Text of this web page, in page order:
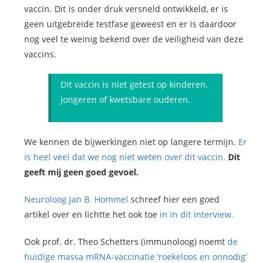
vaccin. Dit is onder druk versneld ontwikkeld, er is
geen uitgebreide testfase geweest en er is daardoor
nog veel te weinig bekend over de veiligheid van deze
vaccins.
Dit vaccin is niet getest op kinderen,
jongeren of kwetsbare ouderen.
We kennen de bijwerkingen niet op langere termijn. Er
is heel veel dat we nog niet weten over dit vaccin. Dit
geeft mij geen goed gevoel.
Neuroloog Jan B. Hommel schreef hier een goed
artikel over en lichtte het ook toe in in dit interview.
Ook prof. dr. Theo Schetters (immunoloog) noemt de
huidige massa mRNA-vaccinatie ‘roekeloos en onnodig’